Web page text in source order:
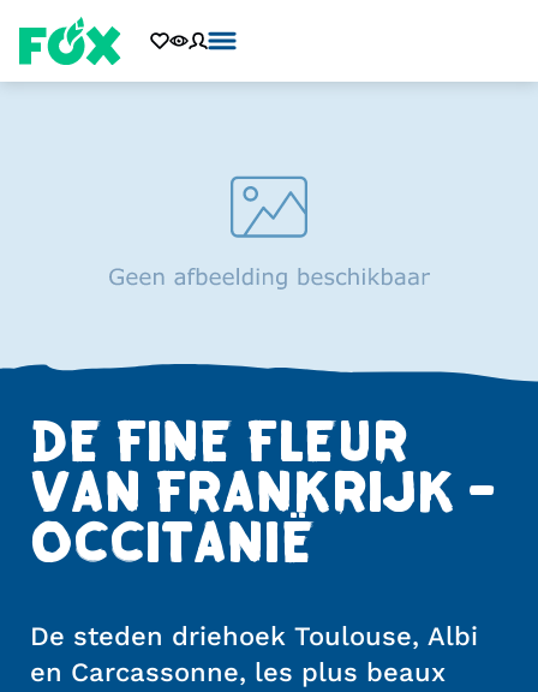
DE FINE FLEUR
VAN FRANKRIJK -
OCCITANIË
De steden driehoek Toulouse, Albi
en Carcassonne, les plus beaux